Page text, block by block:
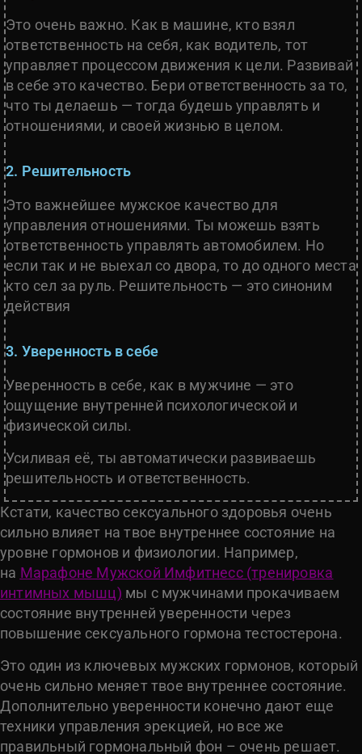
Это очень важно. Как в машине, кто взял
ответственность на себя, как водитель, тот
управляет процессом движения к цели. Развивай
в себе это качество. Бери ответственность за то,
что ты делаешь — тогда будешь управлять и
отношениями, и своей жизнью в целом.
2. Решительность
Это важнейшее мужское качество для
управления отношениями. Ты можешь взять
ответственность управлять автомобилем. Но
если так и не выехал со двора, то до одного места
кто сел за руль. Решительность — это синоним
действия
3. Уверенность в себе
Уверенность в себе, как в мужчине — это
ощущение внутренней психологической и
физической силы.
Усиливая её, ты автоматически развиваешь
решительность и ответственность.
Кстати, качество сексуального здоровья очень
сильно влияет на твое внутреннее состояние на
уровне гормонов и физиологии. Например,
на Марафоне Мужской Имфитнесс (тренировка
интимных мышц) мы с мужчинами прокачиваем
состояние внутренней уверенности через
повышение сексуального гормона тестостерона.
Это один из ключевых мужских гормонов, который
очень сильно меняет твое внутреннее состояние.
Дополнительно уверенности конечно дают еще
техники управления эрекцией, но все же
правильный гормональный фон – очень решает.